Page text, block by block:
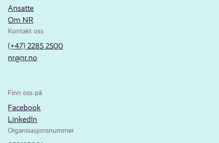
Ansatte
Om NR
Kontakt oss
(+47) 2285 2500
nr@nr.no
Finn oss på
Facebook
LinkedIn
Organisasjonsnummer